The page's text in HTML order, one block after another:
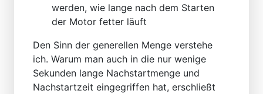
werden, wie lange nach dem Starten
der Motor fetter läuft
Den Sinn der generellen Menge verstehe
ich. Warum man auch in die nur wenige
Sekunden lange Nachstartmenge und
Nachstartzeit eingegriffen hat, erschließt